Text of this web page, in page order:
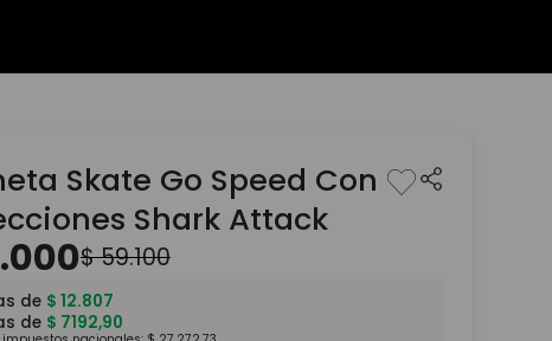
Skate Go Speed Con
Shark Attack
.000$59.100
de $ 12.807
de $ 7192,90